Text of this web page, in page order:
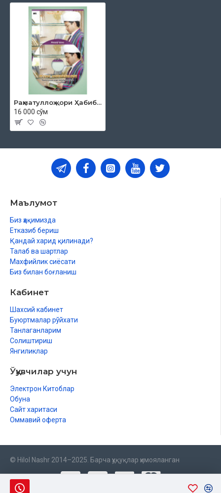
Раҳматуллоҳ қори Ҳабибуллоҳ ўғли «Жумъа мавъизалари» 7-диск (МР3)
16 000 сўм
Маълумот
Биз ҳақимизда
Етказиб бериш
Қандай харид қилинади?
Талаб ва шартлар
Махфийлик сиёсати
Биз билан боғланиш
Кабинет
Шахсий кабинет
Буюртмалар рўйхати
Танлаганларим
Солиштириш
Янгиликлар
Ўқувчилар учун
Электрон Китоблар
Обуна
Сайт харитаси
Оммавий оферта
© Hilol Nashr 2014–2025. Барча ҳуқуқлар ҳимояланган